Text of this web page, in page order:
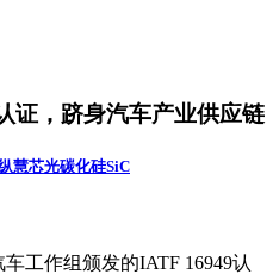
证，跻身汽车产业供应链
慧芯光碳化硅SiC
工作组颁发的IATF 16949认